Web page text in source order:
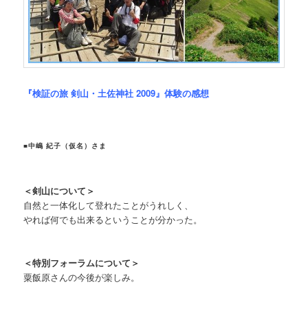
『検証の旅 剣山・土佐神社 2009』体験の感想
■中嶋 紀子（仮名）さま
＜剣山について＞
自然と一体化して登れたことがうれしく、
やれば何でも出来るということが分かった。
＜特別フォーラムについて＞
粟飯原さんの今後が楽しみ。